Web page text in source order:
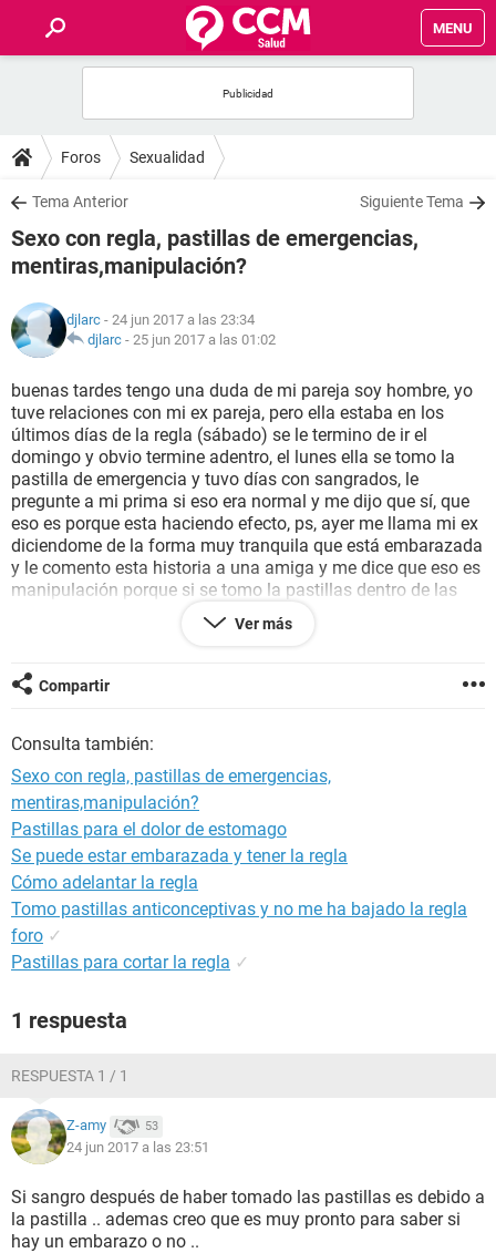
MENU
FOROS
SALUD
FAMILIA
NUTRICIÓN
SEXUALIDAD
GLOSARIO
Foros Sexualidad
Tema Anterior Siguiente Tema
Sexo con regla, pastillas de emergencias,
mentiras,manipulación?
djlarc - 24 jun 2017 a las 23:34
djlarc - 25 jun 2017 a las 01:02
buenas tardes tengo una duda de mi pareja soy hombre, yo
tuve relaciones con mi ex pareja, pero ella estaba en los
últimos días de la regla (sábado) se le termino de ir el
domingo y obvio termine adentro, el lunes ella se tomo la
pastilla de emergencia y tuvo días con sangrados, le
pregunte a mi prima si eso era normal y me dijo que sí, que
eso es porque esta haciendo efecto, ps, ayer me llama mi ex
diciendome de la forma muy tranquila que está embarazada
y le comento esta historia a una amiga y me dice que eso es
manipulación porque si se tomo la pastillas dentro de las
primeras 72hrs no sale embarazada y menos si sangró de
nuevo que significa que hizo efecto, pero igual quiero salir
por favor responder pronto muchas gracias.
Ver más
Compartir
Consulta también:
Sexo con regla, pastillas de emergencias,
mentiras,manipulación?
Pastillas para el dolor de estomago
Se puede estar embarazada y tener la regla
Cómo adelantar la regla
Tomo pastillas anticonceptivas y no me ha bajado la regla
foro ✓
Pastillas para cortar la regla ✓
1 respuesta
RESPUESTA 1 / 1
Z-amy 53
24 jun 2017 a las 23:51
Si sangro después de haber tomado las pastillas es debido a
la pastilla .. ademas creo que es muy pronto para saber si
hay un embarazo o no ..